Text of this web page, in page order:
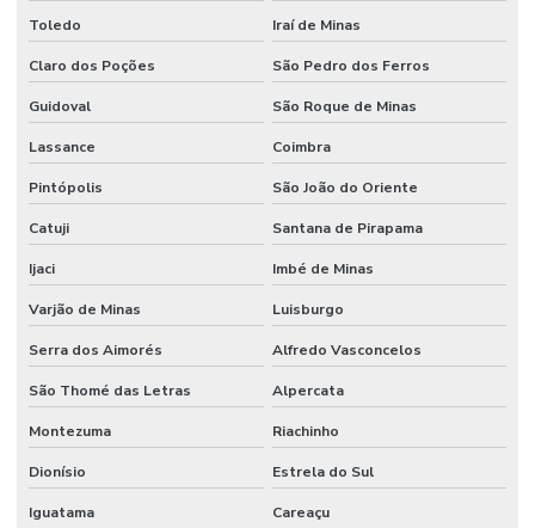
Toledo Iraí de Minas
Claro dos Poções São Pedro dos Ferros
Guidoval São Roque de Minas
Lassance Coimbra
Pintópolis São João do Oriente
Catuji Santana de Pirapama
Ijaci Imbé de Minas
Varjão de Minas Luisburgo
Serra dos Aimorés Alfredo Vasconcelos
São Thomé das Letras Alpercata
Montezuma Riachinho
Dionísio Estrela do Sul
Iguatama Careaçu